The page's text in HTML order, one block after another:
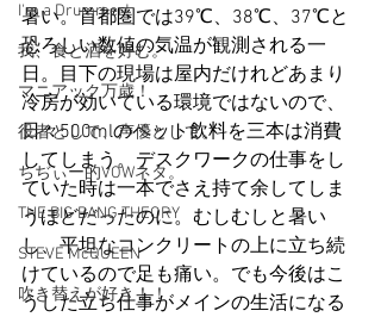
I'm a Drummer!
我、食と酒を好む。
マニアック万歳！
役者として、声優として。
ちぢぃー的VOWネタ。
THE BIG BANG THEORY
STEVE McQUEEN
吹き替えが好き！！
暑い。首都圏では39℃、38℃、37℃と
恐ろしい数値の気温が観測される一
日。目下の現場は屋内だけれどあまり
冷房が効いている環境ではないので、
日々500mlのペット飲料を三本は消費
してしまう。デスクワークの仕事をし
ていた時は一本でさえ持て余してしま
うほどだったのに。むしむしと暑い
し、平坦なコンクリートの上に立ち続
けているので足も痛い。でも今後はこ
うした立ち仕事がメインの生活になる